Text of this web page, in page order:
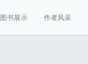
图书展示 作者风采